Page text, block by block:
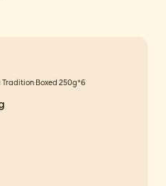
Boxed 250g*6